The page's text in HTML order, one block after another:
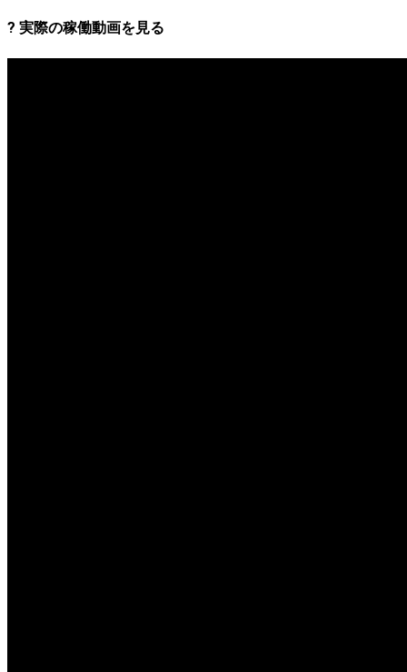
? 実際の稼働動画を見る